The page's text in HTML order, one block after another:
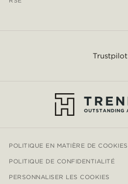
Trustpilot
POLITIQUE EN MATIÈRE DE COOKIES
POLITIQUE DE CONFIDENTIALITÉ
PERSONNALISER LES COOKIES